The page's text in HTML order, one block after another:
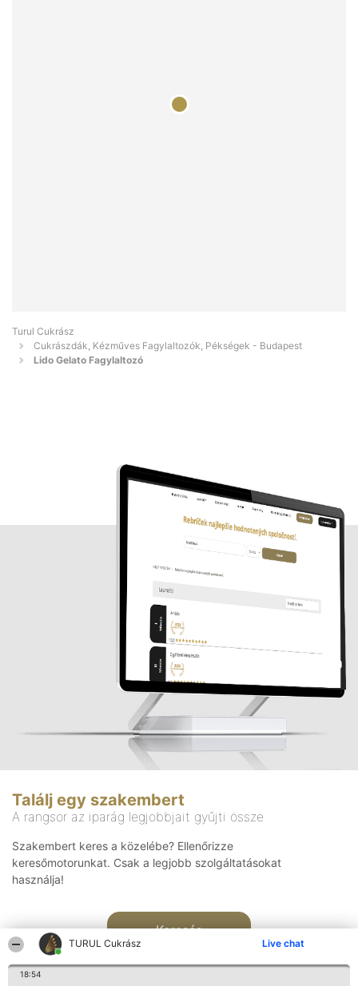
TURUL Cukrász Live chat
18:54
Turul Cukrász
Cukrászdák, Kézműves Fagylaltozók, Pékségek - Budapest
Lido Gelato Fagylaltozó
Találj egy szakembert
A rangsor az iparág legjobbjait gyűjti össze
Szakembert keres a közelébe? Ellenőrizze
keresőmotorunkat. Csak a legjobb szolgáltatásokat
használja!
Keresés